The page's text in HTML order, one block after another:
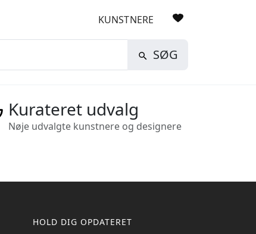
KUNSTNERE
SØG
Kurateret udvalg
Nøje udvalgte kunstnere og designere
HOLD DIG OPDATERET